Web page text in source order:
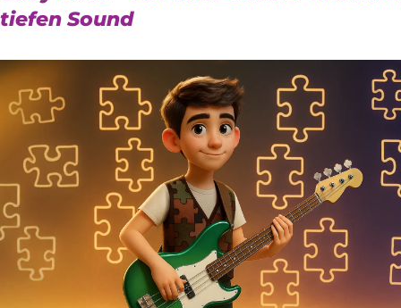
tiefen Sound